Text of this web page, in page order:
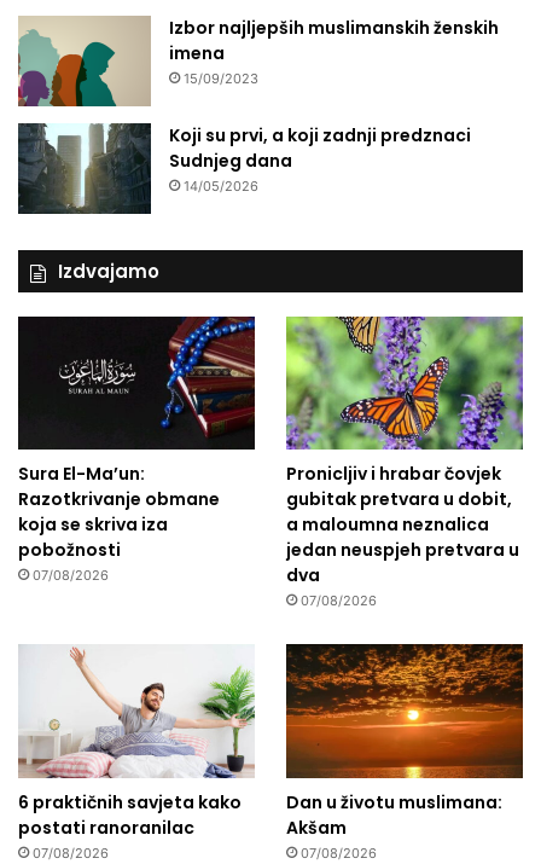
Izbor najljepših muslimanskih ženskih
imena
15/09/2023
Koji su prvi, a koji zadnji predznaci
Sudnjeg dana
14/05/2026
Izdvajamo
Sura El-Ma’un:
Razotkrivanje obmane
koja se skriva iza
pobožnosti
07/08/2026
Pronicljiv i hrabar čovjek
gubitak pretvara u dobit,
a maloumna neznalica
jedan neuspjeh pretvara u
dva
07/08/2026
6 praktičnih savjeta kako
postati ranoranilac
07/08/2026
Dan u životu muslimana:
Akšam
07/08/2026